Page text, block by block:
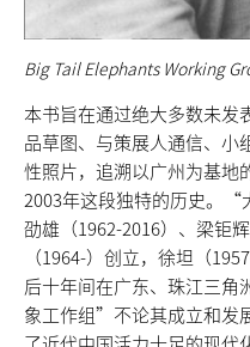
Big Tail Elephants Working
本书旨在通过绝大多数未发
品草图、与策展人通信、小
性照片，追溯以广州为基
2003年这段独特的历史。“
劭雄（1962-2016）、梁钜
（1964-）创立，徐坦（
后十年间在广东、珠江三
象工作组”不论其成立和发